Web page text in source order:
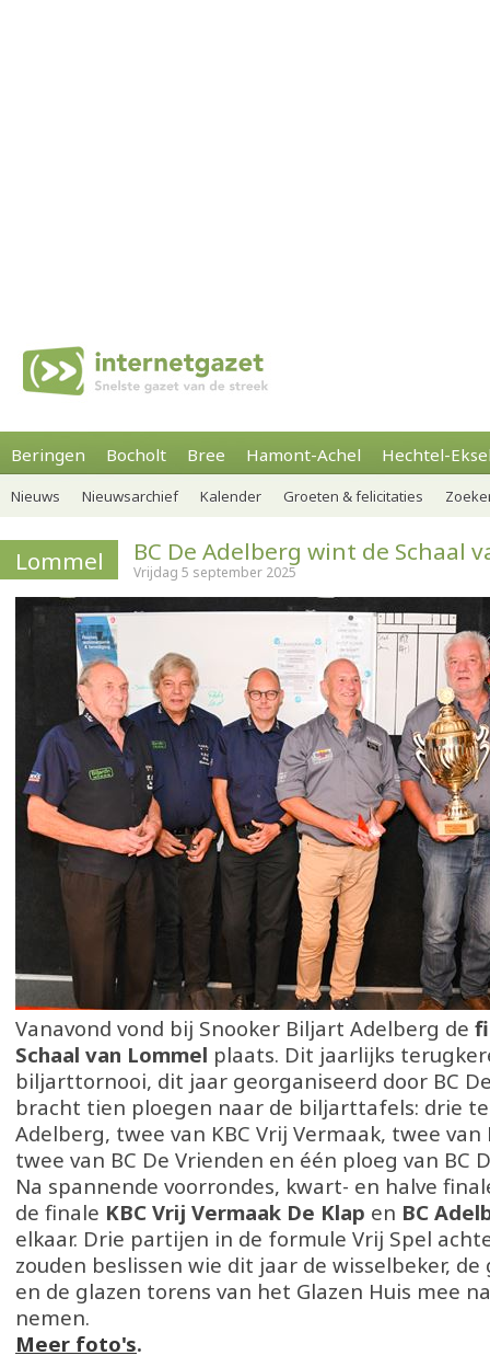
Beringen Bocholt Bree Hamont-Achel Hechtel-
Nieuws Nieuwsarchief Kalender Groeten & felicitaties
Lommel BC De Adelberg wint de Schaal
Vrijdag 5 september 2025
Vanavond vond bij Snooker Biljart Adelberg de
Schaal van Lommel plaats. Dit jaarlijks
biljarttornooi, dit jaar georganiseerd door BC
bracht tien ploegen naar de biljarttafels: drie
Adelberg, twee van KBC Vrij Vermaak, twee van
twee van BC De Vrienden en één ploeg van BC
Na spannende voorrondes, kwart- en halve
de finale KBC Vrij Vermaak De Klap en BC
elkaar. Drie partijen in de formule Vrij Spel
zouden beslissen wie dit jaar de wisselbeker,
en de glazen torens van het Glazen Huis mee
nemen.
Meer foto's.